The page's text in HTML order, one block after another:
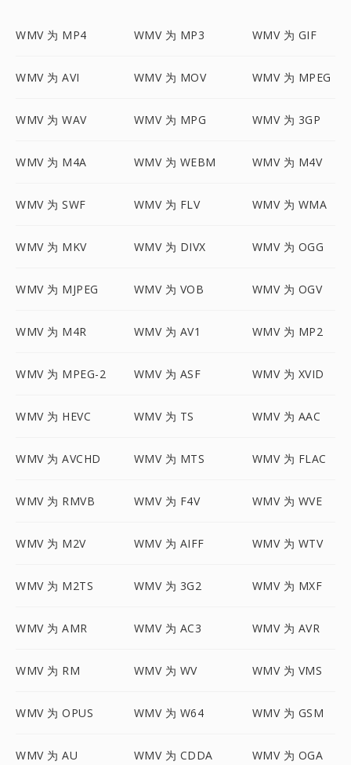
WMV 为 MP4 WMV 为 MP3 WMV 为 GIF
WMV 为 AVI WMV 为 MOV WMV 为 MPEG
WMV 为 WAV WMV 为 MPG WMV 为 3GP
WMV 为 M4A WMV 为 WEBM WMV 为 M4V
WMV 为 SWF WMV 为 FLV WMV 为 WMA
WMV 为 MKV WMV 为 DIVX WMV 为 OGG
WMV 为 MJPEG WMV 为 VOB WMV 为 OGV
WMV 为 M4R WMV 为 AV1 WMV 为 MP2
WMV 为 MPEG-2 WMV 为 ASF WMV 为 XVID
WMV 为 HEVC WMV 为 TS WMV 为 AAC
WMV 为 AVCHD WMV 为 MTS WMV 为 FLAC
WMV 为 RMVB WMV 为 F4V WMV 为 WVE
WMV 为 M2V WMV 为 AIFF WMV 为 WTV
WMV 为 M2TS WMV 为 3G2 WMV 为 MXF
WMV 为 AMR WMV 为 AC3 WMV 为 AVR
WMV 为 RM WMV 为 WV WMV 为 VMS
WMV 为 OPUS WMV 为 W64 WMV 为 GSM
WMV 为 AU WMV 为 CDDA WMV 为 OGA